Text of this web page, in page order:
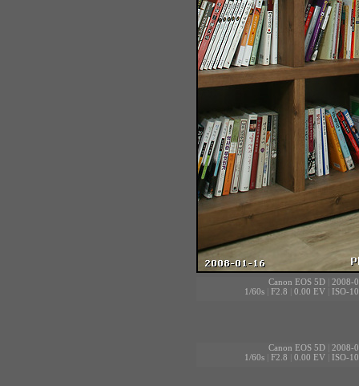
Canon EOS 5D
2008-
1/60s| F2.8 0.00 EV| ISO-
Canon EOS 5D
2008-
1/60s| F2.8 0.00 EV| ISO-